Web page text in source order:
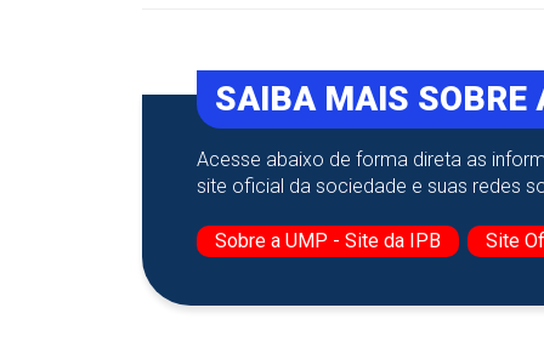
SAIBA MAIS SOBRE
Acesse abaixo de forma direta as
site oficial da sociedade e suas redes
Sobre a UMP - Site da IPB Site